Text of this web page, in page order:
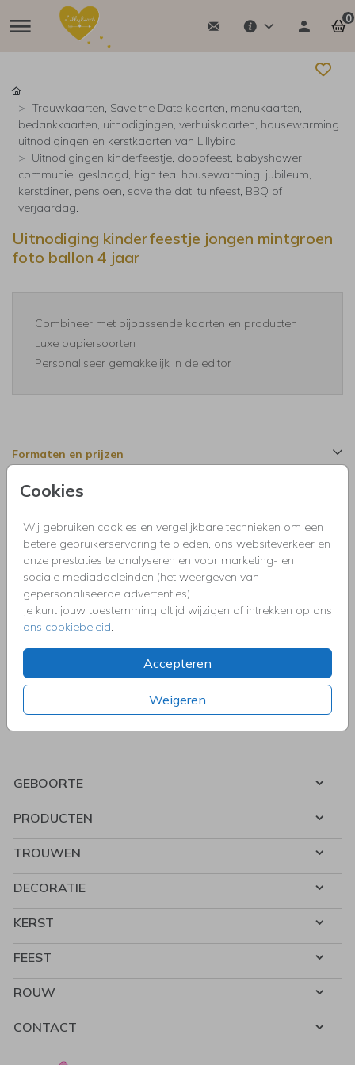
0
Cookies
Wij gebruiken cookies en vergelijkbare technieken om een
betere gebruikerservaring te bieden, ons websiteverkeer en
onze prestaties te analyseren en voor marketing- en
sociale mediadoeleinden (het weergeven van
gepersonaliseerde advertenties).
Je kunt jouw toestemming altijd wijzigen of intrekken op ons
ons cookiebeleid.
Accepteren
Weigeren
Trouwkaarten, Save the Date kaarten, menukaarten,
bedankkaarten, uitnodigingen, verhuiskaarten, housewarming
uitnodigingen en kerstkaarten van Lillybird
Uitnodigingen kinderfeestje, doopfeest, babyshower,
communie, geslaagd, high tea, housewarming, jubileum,
kerstdiner, pensioen, save the dat, tuinfeest, BBQ of
verjaardag.
Uitnodiging kinderfeestje jongen mintgroen
foto ballon 4 jaar
Combineer met bijpassende kaarten en producten
Luxe papiersoorten
Personaliseer gemakkelijk in de editor
Formaten en prijzen
Productinformatie
Omschrijving
Uitnodiging kinderfeestje voor een jongen met mintgroene
waterverf, foto en ballon 4 jaar. Geen folie!
Collectie
Uitnodigingen kinderfeestje, doopfeest, babyshower,
communie, geslaagd, high tea, housewarming, jubileum,
kerstdiner, pensioen, save the dat, tuinfeest, BBQ of verjaardag.
GEBOORTE
PRODUCTEN
TROUWEN
DECORATIE
KERST
FEEST
ROUW
CONTACT